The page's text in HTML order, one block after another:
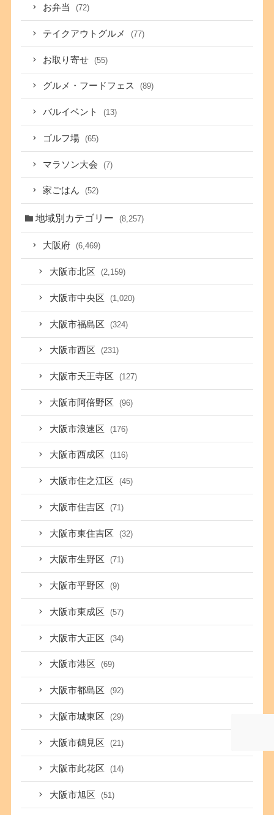
お弁当 (72)
テイクアウトグルメ (77)
お取り寄せ (55)
グルメ・フードフェス (89)
バルイベント (13)
ゴルフ場 (65)
マラソン大会 (7)
家ごはん (52)
地域別カテゴリー (8,257)
大阪府 (6,469)
大阪市北区 (2,159)
大阪市中央区 (1,020)
大阪市福島区 (324)
大阪市西区 (231)
大阪市天王寺区 (127)
大阪市阿倍野区 (96)
大阪市浪速区 (176)
大阪市西成区 (116)
大阪市住之江区 (45)
大阪市住吉区 (71)
大阪市東住吉区 (32)
大阪市生野区 (71)
大阪市平野区 (9)
大阪市東成区 (57)
大阪市大正区 (34)
大阪市港区 (69)
大阪市都島区 (92)
大阪市城東区 (29)
大阪市鶴見区 (21)
大阪市此花区 (14)
大阪市旭区 (51)